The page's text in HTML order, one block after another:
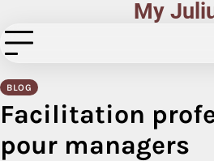
to
content
My
BLOG
Facilitation
pour managers